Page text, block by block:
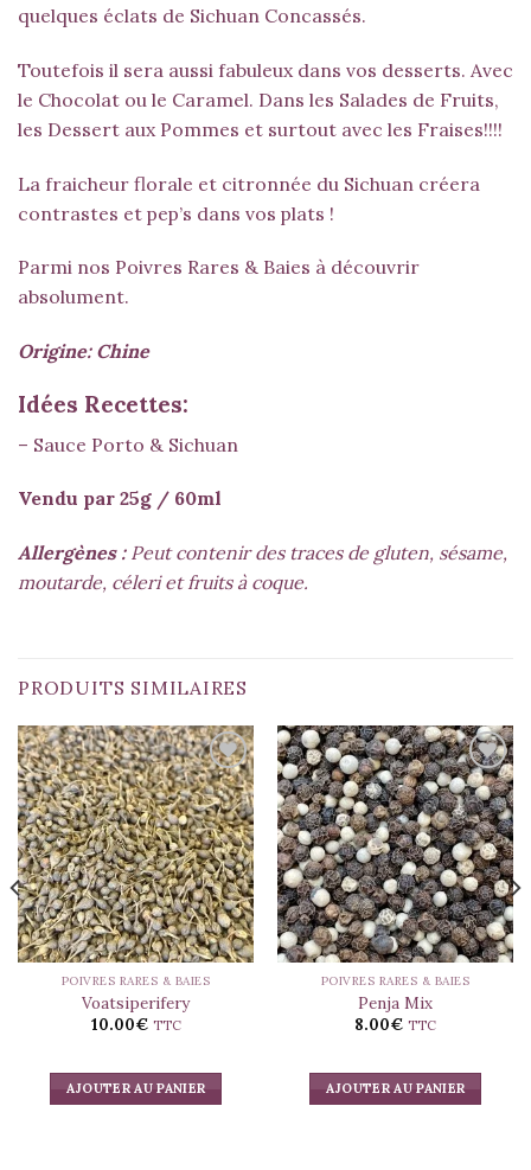
quelques éclats de Sichuan Concassés.
Toutefois il sera aussi fabuleux dans vos desserts. Avec
le Chocolat ou le Caramel. Dans les Salades de Fruits,
les Dessert aux Pommes et surtout avec les Fraises!!!!
La fraicheur florale et citronnée du Sichuan créera
contrastes et pep’s dans vos plats !
Parmi nos Poivres Rares & Baies à découvrir
absolument.
Origine: Chine
Idées Recettes:
– Sauce Porto & Sichuan
Vendu par 25g / 60ml
Allergènes :Peut contenir des traces de gluten, sésame,
moutarde, céleri et fruits à coque.
PRODUITS SIMILAIRES
POIVRES RARES & BAIES
Voatsiperifery
10.00€ TTC
AJOUTER AU PANIER
POIVRES RARES & BAIES
Penja Mix
8.00€ TTC
AJOUTER AU PANIER